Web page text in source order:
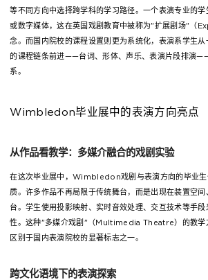
等不同方向中选择跨学科的学习路径。一个表演专业的
或数字媒体，这在英国戏剧教育中被称为"扩展剧场"（
念。而国内院校的课程设置则更为系统化，表演系学生
的课程链条前进——台词、形体、声乐、表演片段排演
系。
Wimbledon毕业展中的表演方向亮点
从作品看教学：多媒介融合的戏剧实验
在这次毕业展中，Wimbledon戏剧与表演方向的毕业生
质。许多作品不再局限于传统舞台，而是出现在装置空
台。学生使用投影映射、实时音效处理、交互技术等手
性。这种"多媒介戏剧"（Multimedia Theatre）的教
区别于国内表演院校的显著标志之一。
跨文化语境下的表演探索